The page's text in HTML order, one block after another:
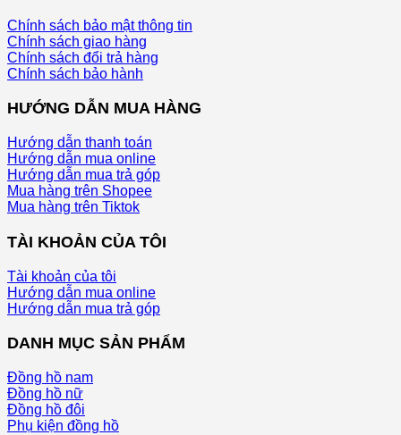
Chính sách bảo mật thông tin
Chính sách giao hàng
Chính sách đổi trả hàng
Chính sách bảo hành
HƯỚNG DẪN MUA HÀNG
Hướng dẫn thanh toán
Hướng dẫn mua online
Hướng dẫn mua trả góp
Mua hàng trên Shopee
Mua hàng trên Tiktok
TÀI KHOẢN CỦA TÔI
Tài khoản của tôi
Hướng dẫn mua online
Hướng dẫn mua trả góp
DANH MỤC SẢN PHẨM
Đồng hồ nam
Đồng hồ nữ
Đồng hồ đôi
Phụ kiện đồng hồ